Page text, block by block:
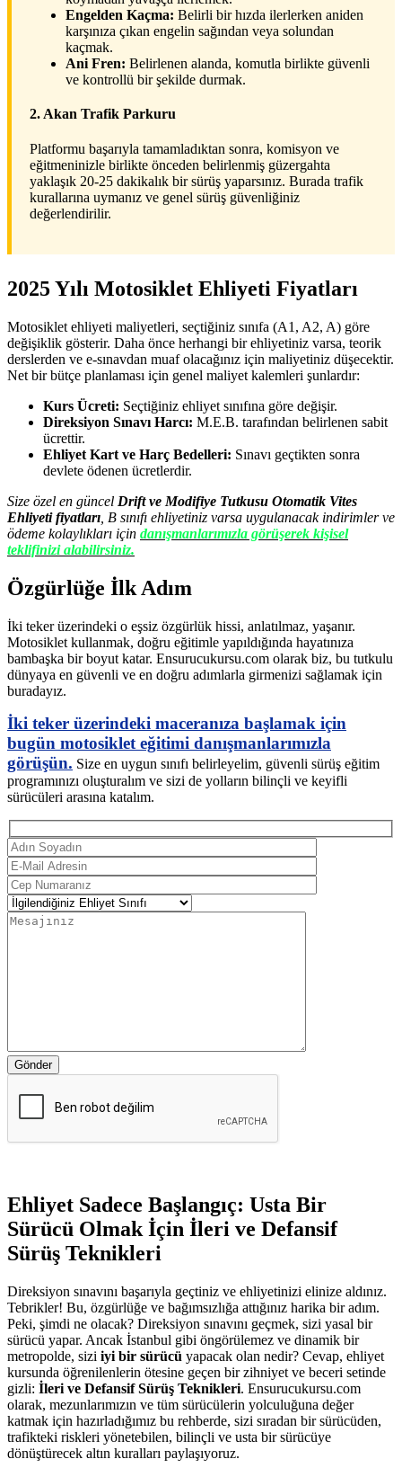
Engelden Kaçma: Belirli bir hızda ilerlerken aniden
karşınıza çıkan engelin sağından veya solundan
kaçmak.
Ani Fren: Belirlenen alanda, komutla birlikte güvenli
ve kontrollü bir şekilde durmak.
2. Akan Trafik Parkuru
Platformu başarıyla tamamladıktan sonra, komisyon ve
eğitmeninizle birlikte önceden belirlenmiş güzergahta
yaklaşık 20-25 dakikalık bir sürüş yaparsınız. Burada trafik
kurallarına uymanız ve genel sürüş güvenliğiniz
değerlendirilir.
2025 Yılı Motosiklet Ehliyeti Fiyatları
Motosiklet ehliyeti maliyetleri, seçtiğiniz sınıfa (A1, A2, A) göre
değişiklik gösterir. Daha önce herhangi bir ehliyetiniz varsa, teorik
derslerden ve e-sınavdan muaf olacağınız için maliyetiniz düşecektir.
Net bir bütçe planlaması için genel maliyet kalemleri şunlardır:
Kurs Ücreti: Seçtiğiniz ehliyet sınıfına göre değişir.
Direksiyon Sınavı Harcı: M.E.B. tarafından belirlenen sabit
ücrettir.
Ehliyet Kart ve Harç Bedelleri: Sınavı geçtikten sonra
devlete ödenen ücretlerdir.
Size özel en güncel Drift ve Modifiye Tutkusu Otomatik Vites
Ehliyeti fiyatları , B sınıfı ehliyetiniz varsa uygulanacak indirimler ve
ödeme kolaylıkları için danışmanlarımızla görüşerek kişisel
teklifinizi alabilirsiniz.
Özgürlüğe İlk Adım
İki teker üzerindeki o eşsiz özgürlük hissi, anlatılmaz, yaşanır.
Motosiklet kullanmak, doğru eğitimle yapıldığında hayatınıza
bambaşka bir boyut katar. Ensurucukursu.com olarak biz, bu tutkulu
dünyaya en güvenli ve en doğru adımlarla girmenizi sağlamak için
buradayız.
İki teker üzerindeki maceranıza başlamak için
bugün motosiklet eğitimi danışmanlarımızla
görüşün. Size en uygun sınıfı belirleyelim, güvenli sürüş eğitim
programınızı oluşturalım ve sizi de yolların bilinçli ve keyifli
sürücüleri arasına katalım.
Gönder
Ehliyet Sadece Başlangıç: Usta Bir
Sürücü Olmak İçin İleri ve Defansif
Sürüş Teknikleri
Direksiyon sınavını başarıyla geçtiniz ve ehliyetinizi elinize aldınız.
Tebrikler! Bu, özgürlüğe ve bağımsızlığa attığınız harika bir adım.
Peki, şimdi ne olacak? Direksiyon sınavını geçmek, sizi yasal bir
sürücü yapar. Ancak İstanbul gibi öngörülemez ve dinamik bir
metropolde, sizi iyi bir sürücü yapacak olan nedir? Cevap, ehliyet
kursunda öğrenilenlerin ötesine geçen bir zihniyet ve beceri setinde
gizli: İleri ve Defansif Sürüş Teknikleri. Ensurucukursu.com
olarak, mezunlarımızın ve tüm sürücülerin yolculuğuna değer
katmak için hazırladığımız bu rehberde, sizi sıradan bir sürücüden,
trafikteki riskleri yönetebilen, bilinçli ve usta bir sürücüye
dönüştürecek altın kuralları paylaşıyoruz.